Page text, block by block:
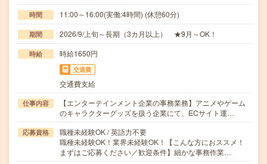
時間 11:00～16:00(実働:4時間) (休憩60分)
期間 2026/9/上旬～長期（3カ月以上） ★9月～OK！
時給 時給1650円
交通費
交通費支給
仕事内容
【エンターテインメント企業の事務業務】アニメやゲーム
のキャラクターグッズを扱う企業にて、ECサイト運…
応募資格
職種未経験OK / 英語力不要
職種未経験OK！業界未経験OK！【こんな方におススメ！
まずはご応募ください／歓迎条件】細かな事務作業…